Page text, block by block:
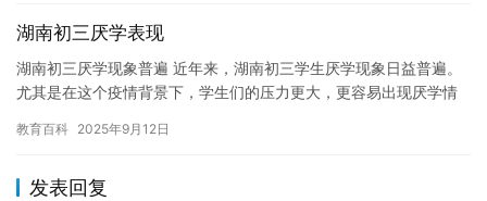
湖南初三厌学表现
湖南初三厌学现象普遍 近年来，湖南初三学生厌学现象日益普遍。
尤其是在这个疫情背景下，学生们的压力更大，更容易出现厌学情
绩、…
教育百科 2025年9月12日
发表回复